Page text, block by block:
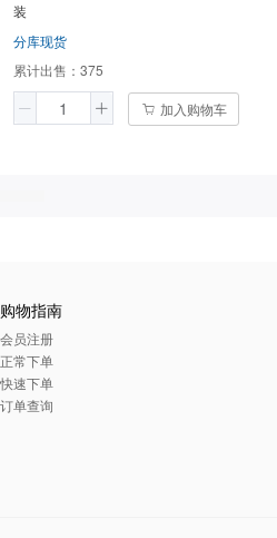
装
分库现货
累计出售： 375
加入购物车
购物指南
会员注册
正常下单
快速下单
订单查询